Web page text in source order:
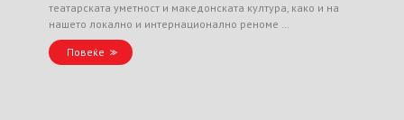
театарската уметност и македонската култура, како и на
нашето локално и интернационално реноме …
Повеќе